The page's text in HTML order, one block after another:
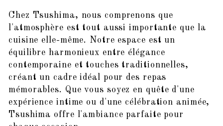
Chez Tsushima, nous comprenons que
l'atmosphère est tout aussi importante que la
cuisine elle-même. Notre espace est un
équilibre harmonieux entre élégance
contemporaine et touches traditionnelles,
créant un cadre idéal pour des repas
mémorables. Que vous soyez en quête d'une
expérience intime ou d'une célébration animée,
Tsushima offre l'ambiance parfaite pour